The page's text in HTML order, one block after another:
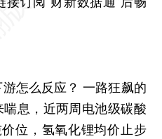
怎么反应？一路狂飙的
息，近两周电池级碳酸
位，氢氧化锂均价止步